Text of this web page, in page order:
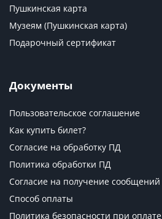
Пушкинская карта
Музеям (Пушкинская карта)
Подарочный сертификат
Документы
Пользовательское соглашение
Как купить билет?
Согласие на обработку ПД
Политика обработки ПД
Согласие на получение сообщений
Способ оплаты
Политика безопасности при оплате